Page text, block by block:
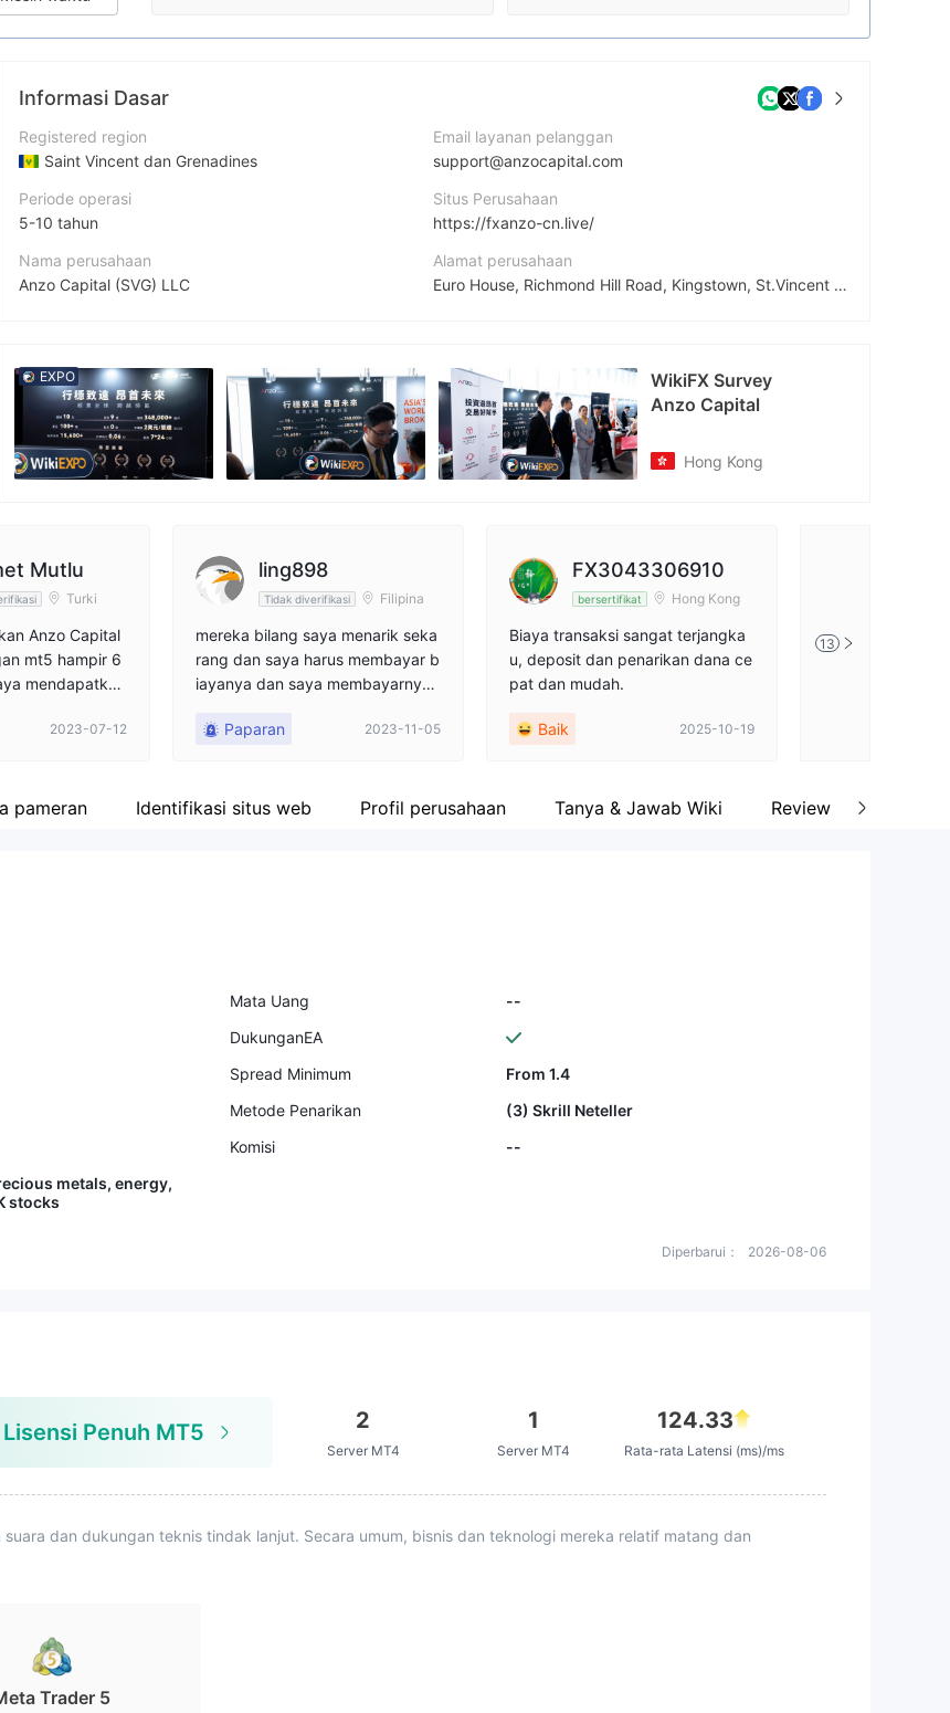
Informasi Dasar
Registered region
Saint Vincent dan Grenadines
Periode operasi
5-10 tahun
Nama perusahaan
Anzo Capital (SVG) LLC
Karyawan perusahaan
Email layanan pelanggan
support@anzocapital.com
Situs Perusahaan
https://fxanzo-cn.live/
Alamat perusahaan
Euro House, Richmond Hill Road, Kingstown, St.Vincent and the Grenadines, P.O. Box 2897.
Instagram
https://www.instagram.com/anzocapitalglobal
WikiFX Survey
Anzo Capital
Hong Kong
EXPO
Mutlu
Turki
Anzo Capital
mt5 hampir 6
mendapatkan
jumlah kecil yan
saya menggun
2023-07-12
ling898
Tidak diverifikasi Filipina
mereka bilang saya menarik seka
rang dan saya harus membayar b
iayanya dan saya membayarnya
tidak pernah memberikan pemba
Paparan 2023-11-05
FX3043306910
bersertifikat Hong Kong
Biaya transaksi sangat terjangka
u, deposit dan penarikan dana ce
pat dan mudah.
Baik 2025-10-19
Sudah hampir
13
pameran Identifikasi situs web Profil perusahaan Tanya & Jawab Wiki Review
Mata Uang
--
DukunganEA
Spread Minimum
From 1.4
Metode Penarikan
(3) Skrill Neteller
Komisi --
metals, energy,
stocks
Diperbarui： 2026-08-06
Lisensi Penuh MT5 2
Server MT4
1
Server MT4
124.33
Rata-rata Latensi (ms)/ms
dan dukungan teknis tindak lanjut. Secara umum, bisnis dan teknologi mereka relatif matang dan
Trader 5